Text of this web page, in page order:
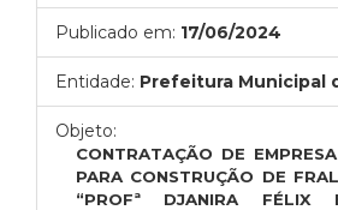
Publicado em: 17/06/2024
Entidade: Prefeitura Municipal
Objeto:
CONTRATAÇÃO DE
PARA CONSTRUÇÃO DE
“PROFª DJANIRA FÉLIX